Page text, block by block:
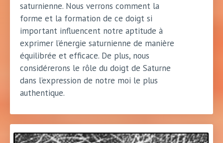
saturnienne. Nous verrons comment la
forme et la formation de ce doigt si
important influencent notre aptitude à
exprimer l’énergie saturnienne de manière
équilibrée et efficace. De plus, nous
considérerons le rôle du doigt de Saturne
dans l’expression de notre moi le plus
authentique.